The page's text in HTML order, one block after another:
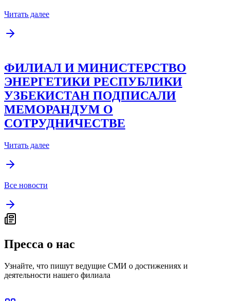
Читать далее
ФИЛИАЛ И МИНИСТЕРСТВО
ЭНЕРГЕТИКИ РЕСПУБЛИКИ
УЗБЕКИСТАН ПОДПИСАЛИ
МЕМОРАНДУМ О
СОТРУДНИЧЕСТВЕ
Читать далее
Все новости
Пресса о нас
Узнайте, что пишут ведущие СМИ о достижениях и
деятельности нашего филиала